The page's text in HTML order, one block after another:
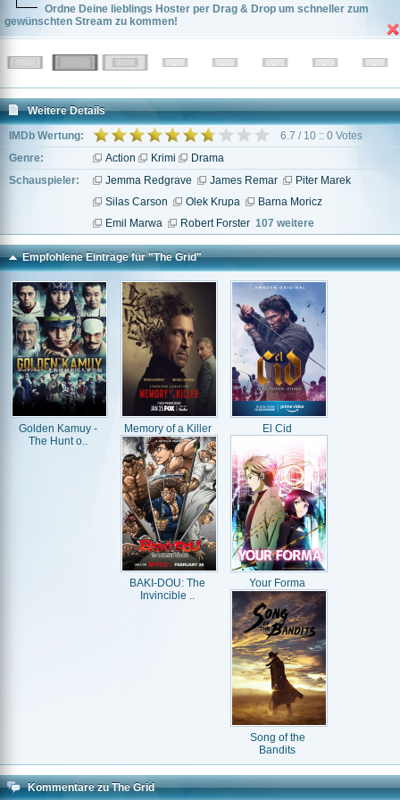
Ordne Deine lieblings Hoster per Drag & Drop um schneller zum
gewünschten Stream zu kommen!
Weitere Details
IMDb Wertung:
6.7 / 10 :: 0 Votes
Genre:
Action Krimi
Drama
Schauspieler:
Jemma Redgrave James Remar
Piter Marek
Silas Carson
Olek Krupa
Barna Moricz
Emil Marwa
Robert Forster 107 weitere
Empfohlene Einträge für "The Grid"
Golden Kamuy -
The Hunt o..
Memory of a Killer El Cid
BAKI-DOU: The
Invincible ..
Your Forma
Song of the
Bandits
Kommentare zu The Grid